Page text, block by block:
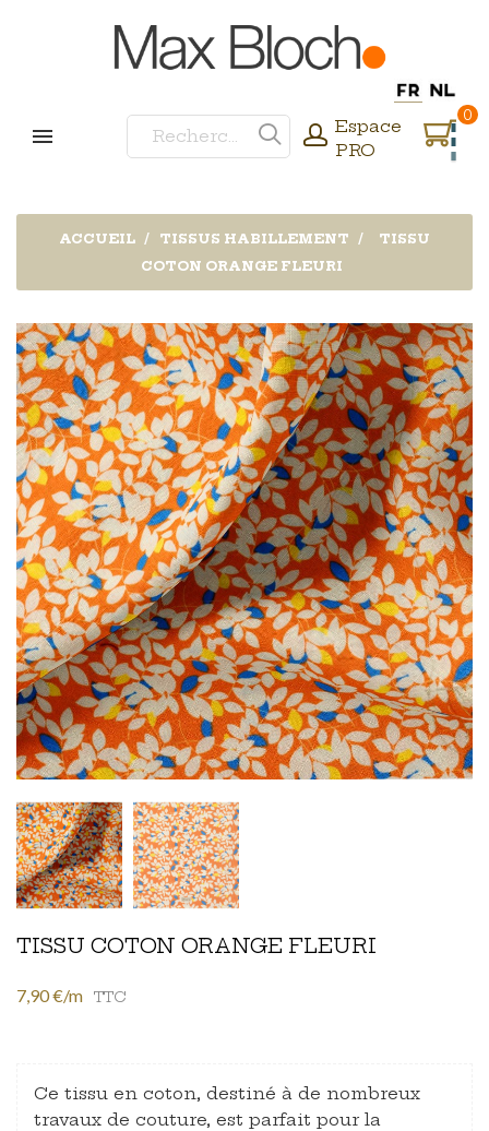
Espace
PRO
0
ACCUEIL TISSUS HABILLEMENT
TISSU
COTON ORANGE FLEURI
TISSU COTON ORANGE FLEURI
7,90 €/m TTC
Ce tissu en coton, destiné à de nombreux
travaux de couture, est parfait pour la